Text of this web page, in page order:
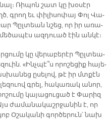
Ռի­պոն շատ կը խօ­սէր
գրող եւ փի­լի­սո­փայ Փոլ Վա­
Պըլ­տեան նշեց, որ իր ա­ռա­
ազ­դուած էին ան­կէ։
կը վե­րա­բե­րէր Պըլ­տեա­
«Ինչ­պէ՞ս ո­րո­շե­ցիք հա­յե­
ը­սե­լով, թէ իր մտքէն
գրել, հա­կա­ռակ ա­նոր,
կա­յա­ցու­ցած է Փա­րիզ
ժա­մա­նա­կաշր­ջա­նին է, որ
Օ­շա­կա­նի գոր­ծե­րուն՝ նախ